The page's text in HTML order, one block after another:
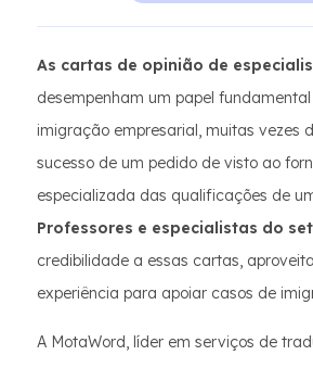
As cartas de opinião de
desempenham um papel
imigração empresarial, muitas vezes
sucesso de um pedido de visto ao
especializada das qualificações de
Professores e especialistas do
credibilidade a essas cartas,
experiência para apoiar casos de
A MotaWord, líder em serviços de